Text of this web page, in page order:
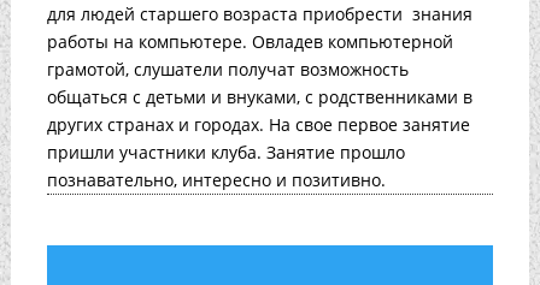
для людей старшего возраста приобрести знания
работы на компьютере. Овладев компьютерной
грамотой, слушатели получат возможность
общаться с детьми и внуками, с родственниками в
других странах и городах. На свое первое занятие
пришли участники клуба. Занятие прошло
познавательно, интересно и позитивно.